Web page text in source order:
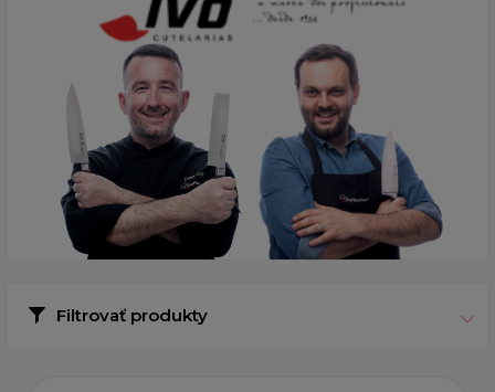
Filtrovať produkty